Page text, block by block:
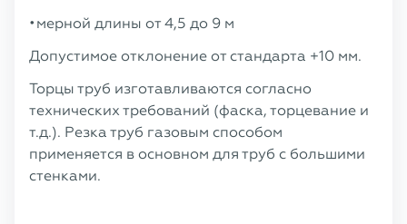
мерной длины от 4,5 до 9 м
Допустимое отклонение от стандарта +10 мм.
Торцы труб изготавливаются согласно
технических требований (фаска, торцевание и
т.д.). Резка труб газовым способом
применяется в основном для труб с большими
стенками.